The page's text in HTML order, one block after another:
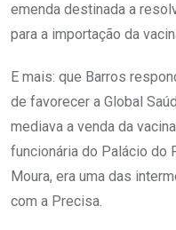
emenda destinada a
para a importação da
E mais: que Barros
de favorecer a Global
mediava a venda da
funcionária do Palácio do
Moura, era uma das
com a Precisa.